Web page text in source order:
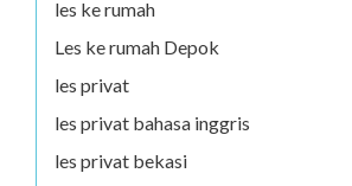
les ke rumah
Les ke rumah Depok
les privat
les privat bahasa inggris
les privat bekasi